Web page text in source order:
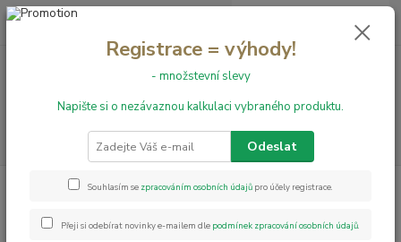
+420 731 199 591 0,00 Kč
PVC podlahy PVC Tex 370 Atlanta 2 - š. 4 m
PVC Tex 370 Atlanta 2 - š. 4 m
Registrace = výhody!
- množstevní slevy
Napište si o nezávaznou kalkulaci vybraného produktu.
Odeslat
Souhlasím se zpracováním osobních údajů pro účely registrace.
Přeji si odebírat novinky e-mailem dle podmínek zpracování osobních údajů.